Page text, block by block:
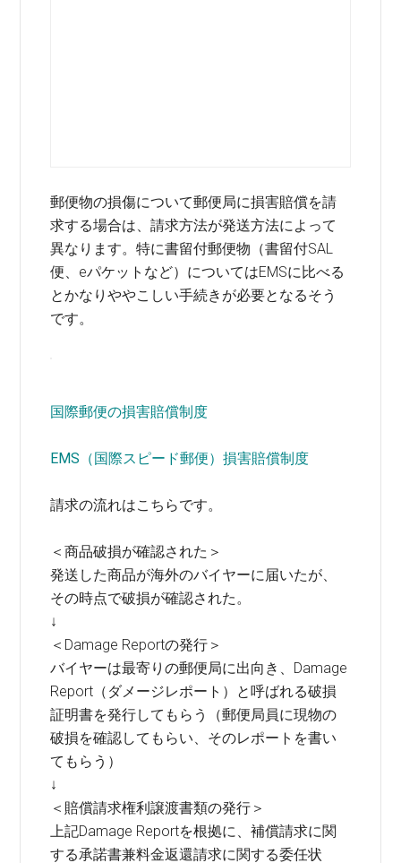
郵便物の損傷について郵便局に損害賠償を請
求する場合は、請求方法が発送方法によって
異なります。特に書留付郵便物（書留付SAL
便、eパケットなど）についてはEMSに比べる
とかなりややこしい手続きが必要となるそう
です。
国際郵便の損害賠償制度
EMS（国際スピード郵便）損害賠償制度
請求の流れはこちらです。
＜商品破損が確認された＞
発送した商品が海外のバイヤーに届いたが、
その時点で破損が確認された。
↓
＜Damage Reportの発行＞
バイヤーは最寄りの郵便局に出向き、Damage
Report（ダメージレポート）と呼ばれる破損
証明書を発行してもらう（郵便局員に現物の
破損を確認してもらい、そのレポートを書い
てもらう）
↓
＜賠償請求権利譲渡書類の発行＞
上記Damage Reportを根拠に、補償請求に関
する承諾書兼料金返還請求に関する委任状